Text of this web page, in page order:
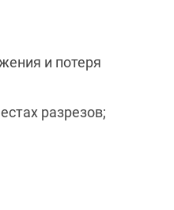
и потеря
разрезов;